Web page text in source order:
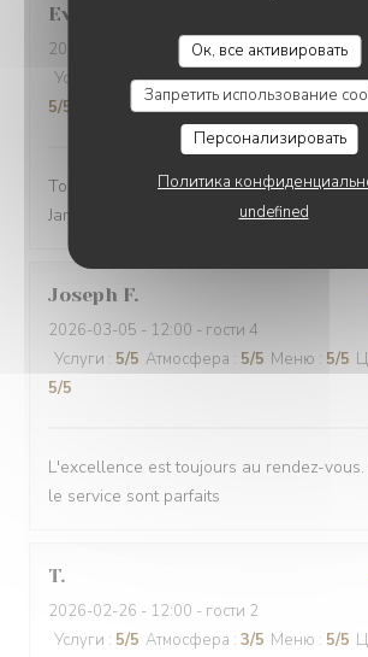
Ок, все активировать
Запретить использование
Персонализировать
Политика
undefined
Evelyne
2026-03-01
- 12:30 - гости 2
Услуги
/5 Атмосфера:3/5 Меню:5/5
5/5
Toujours un excellent accueil. Bon rapport
Jamais déçue
Joseph F
2026-03-05 - 12:00 - гости 4
Услуги : 5/5 Атмосфера : 5/5 Меню : 5/5
5/5
L'excellence est toujours au rendez-
le service sont parfaits
T
2026-02-26 - 12:00 - гости 2
Услуги : 5/5 Атмосфера : 3/5 Меню : 5/5